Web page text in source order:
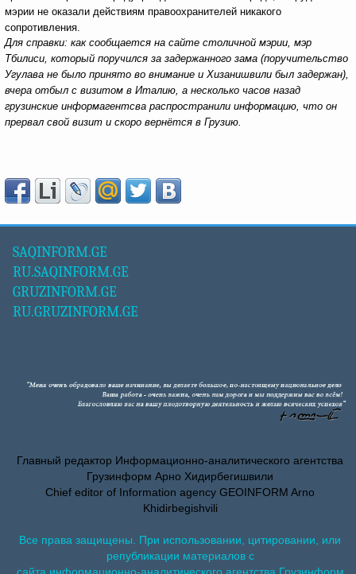
мэрии не оказали действиям правоохранителей никакого
сопротивления.
Для справки: как сообщается на сайте столичной мэрии, мэр
Тбилиси, который поручился за задержанного зама (поручительство
Угулава не было принято во внимание и Хизанишвили был задержан),
вчера отбыл с визитом в Италию, а несколько часов назад
грузинские информагентсва распространили информацию, что он
прервал свой визит и скоро вернётся в Грузию.
SAQINFORM.GE
RU.SAQINFORM.GE
GRUZINFORM.GE
RU.GRUZINFORM.GE
Главный редактор Информационно-аналитического агентства
Грузинформ Арно Хидирбегишвили
Chief editor of Information agency GEOINFORM Arno
Khidirbegishvili
Все права защищены. При использовании, цитировании, или
републикации материалов с
сайта информационно-аналитического агентства Грузинформ